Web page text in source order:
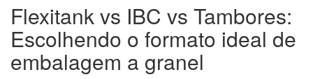
Flexitank vs IBC vs Tambores:
Escolhendo o formato ideal de
embalagem a granel